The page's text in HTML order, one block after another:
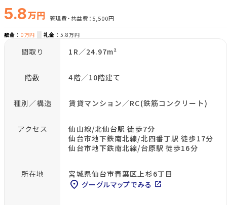
5.8万円 管理費・共益費 5,500円
敷金 0万円 礼金 5.8万円
間取り 1R／24.97m²
階数 4階／10階建て
種別／構造 賃貸マンション／RC(鉄筋コンクリート)
アクセス
仙山線/北仙台駅 徒歩7分
仙台市地下鉄南北線/北四番丁駅 徒歩17分
仙台市地下鉄南北線/台原駅 徒歩16分
所在地 宮城県仙台市青葉区上杉6丁目
location_on グーグルマップでみる open_in_new